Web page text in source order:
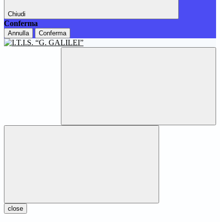
Chiudi
Conferma
Annulla Conferma
close